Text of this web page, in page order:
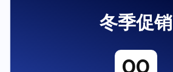
冬季促销
00